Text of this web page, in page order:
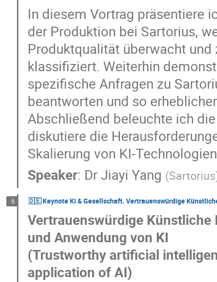
In diesem Vortrag präsentiere
der Produktion bei Sartorius,
Produktqualität überwacht
klassifiziert. Weiterhin
spezifische Anfragen zu
beantworten und so
Abschließend beleuchte ich
diskutiere die
Skalierung von KI-
Speaker: DrJiayi Yang (Sartorius
6 🇩🇪 Keynote KI & Gesellschaft. Vertrauenswürdige
Vertrauenswürdige
und Anwendung von KI
(Trustworthy artificial
application of AI)